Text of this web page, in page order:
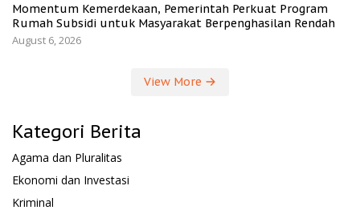
Momentum Kemerdekaan, Pemerintah Perkuat Program
Rumah Subsidi untuk Masyarakat Berpenghasilan Rendah
August 6, 2026
View More
Kategori Berita
Agama dan Pluralitas
Ekonomi dan Investasi
Kriminal